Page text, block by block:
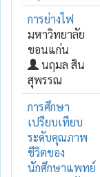
การย่างไฟ
มหาวิทยาลัย
ขอนแก่น
นฤมล สิน
สุพรรณ
การศึกษา
เปรียบเทียบ
ระดับคุณภาพ
ชีวิตของ
นักศึกษาแพทย์